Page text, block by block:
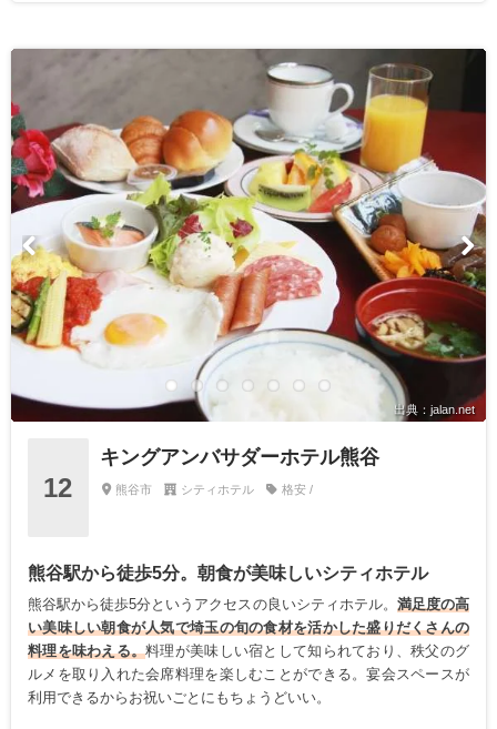
出典：jalan.net
12
キングアンバサダーホテル熊谷
熊谷市 シティホテル 格安 /
熊谷駅から徒歩5分。朝食が美味しいシティホテル
熊谷駅から徒歩5分というアクセスの良いシティホテル。 満足度の高
い美味しい朝食が人気で埼玉の旬の食材を活かした盛りだくさんの
料理を味わえる。料理が美味しい宿として知られており、秩父のグ
ルメを取り入れた会席料理を楽しむことができる。宴会スペースが
利用できるからお祝いごとにもちょうどいい。